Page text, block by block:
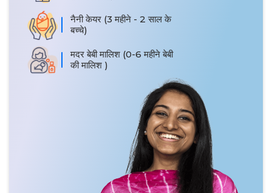
नैनी केयर (3 महीने - 2 साल के
बच्चे)
मदर बेबी मालिश (0-6 महीने बेबी
की मालिश )